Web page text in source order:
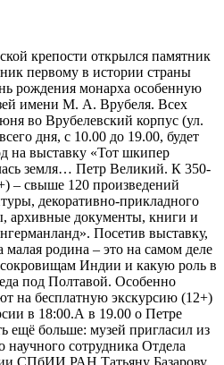
крепости открылся памятник
первому в истории страны
рождения монарха особенную
имени М. А. Врубеля. Всех
во Врубелевский корпус (ул.
дня, с 10.00 до 19.00, будет
на выставку «Тот шкипер
земля… Петр Великий. К 350-
– свыше 120 произведений
декоративно-прикладного
архивные документы, книги и
Посетив выставку,
родина – это на самом деле
Индии и какую роль в
под Полтавой. Особенно
на бесплатную экскурсию (12+)
в 18:00.А в 19.00 о Петре
ещё больше: музей пригласил из
сотрудника Отдела
СПбИИ РАН Татьяну Базарову.